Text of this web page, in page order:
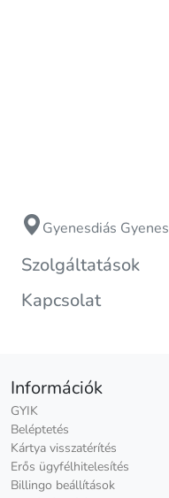
Gyenesdiás
Szolgáltatások
Kapcsolat
Információk
GYIK
Beléptetés
Kártya visszatérítés
Erős ügyfélhitelesítés
Billingo beállítások